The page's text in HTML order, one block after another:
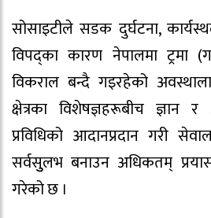
सोसाइटीले सडक दुर्घटना,
विपद्का कारण नेपालमा ट्रमा
विकराल बन्दै गइरहेको
क्षेत्रका विशेषज्ञहरूबीच ज्ञान
प्रविधिको आदानप्रदान गरी
सर्वसुुलभ बनाउन अधिकतम् प्रयास
गरेको छ ।